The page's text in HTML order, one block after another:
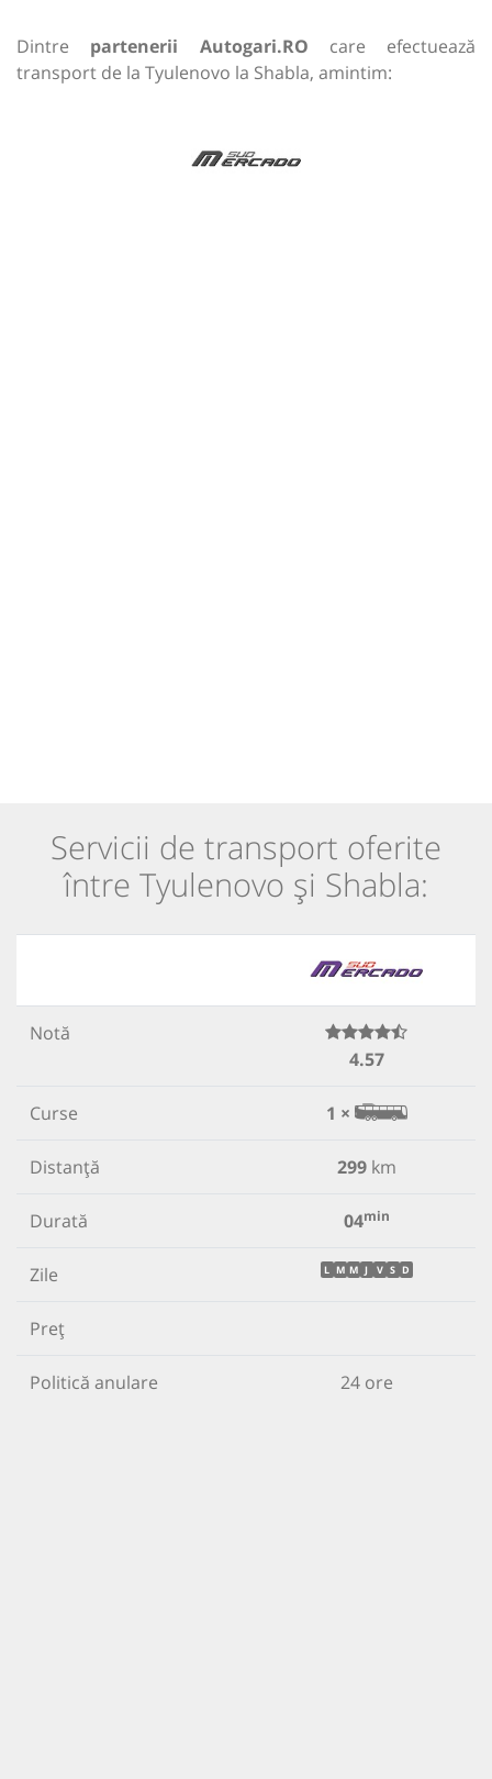
Dintre partenerii Autogari.RO care efectuează
transport de la Tyulenovo la Shabla, amintim:
Servicii de transport oferite
între Tyulenovo și Shabla:
Notă
4.57
Curse 1 ×
Distanță 299km
Durată 04min
Zile L M M J V S D
Preț
Politică anulare 24 ore